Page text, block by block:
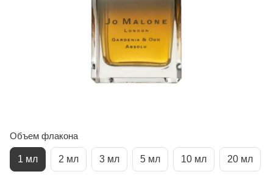
Объем флакона
1 мл 2 мл 3 мл 5 мл 10 мл 20 мл